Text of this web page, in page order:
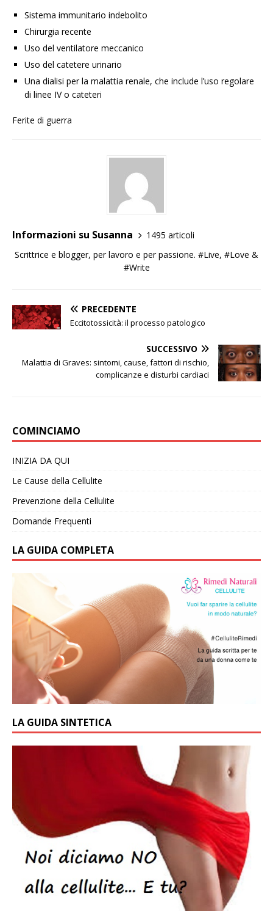
Sistema immunitario indebolito
Chirurgia recente
Uso del ventilatore meccanico
Uso del catetere urinario
Una dialisi per la malattia renale, che include l’uso regolare
di linee IV o cateteri
Ferite di guerra
Informazioni su Susanna
1495 articoli
Scrittrice e blogger, per lavoro e per passione. #Live, #Love &
#Write
PRECEDENTE
Eccitotossicità: il processo patologico
SUCCESSIVO
Malattia di Graves: sintomi, cause, fattori di rischio,
complicanze e disturbi cardiaci
COMINCIAMO
INIZIA DA QUI
Le Cause della Cellulite
Prevenzione della Cellulite
Domande Frequenti
LA GUIDA COMPLETA
LA GUIDA SINTETICA